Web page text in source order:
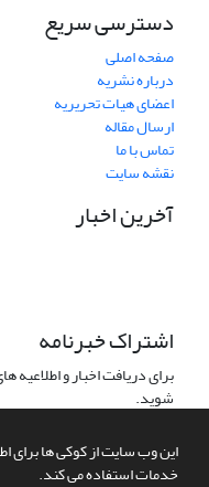
این وب سایت از کوکی ها برای
خدمات استفاده می کند.
دسترسی سریع
صفحه اصلی
درباره نشریه
اعضای هیات تحریریه
ارسال مقاله
تماس با ما
نقشه سایت
آخرین اخبار
اشتراک خبرنامه
برای دریافت اخبار و
شوید.